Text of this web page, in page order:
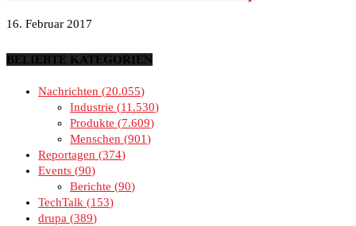
16. Februar 2017
BELIEBTE KATEGORIEN
Nachrichten
20.055
Industrie
11.530
Produkte
7.609
Menschen
901
Reportagen
374
Events 90
Berichte
90
TechTalk
153
drupa
389